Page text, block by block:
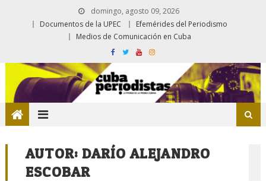
domingo, agosto 09, 2026
Documentos de la UPEC
Efemérides del Periodismo
Medios de Comunicación en Cuba
AUTOR:DARÍO ALEJANDRO
ESCOBAR